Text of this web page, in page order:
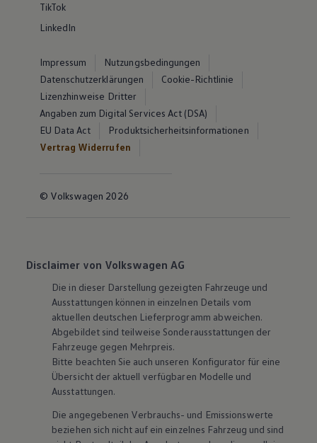
TikTok
LinkedIn
Impressum
Nutzungsbedingungen
Datenschutzerklärungen
Cookie-Richtlinie
Lizenzhinweise Dritter
Angaben zum Digital Services Act (DSA)
EU Data Act
Produktsicherheitsinformationen
Vertrag Widerrufen
© Volkswagen 2026
Disclaimer von Volkswagen AG
Die in dieser Darstellung gezeigten Fahrzeuge und
Ausstattungen können in einzelnen Details vom
aktuellen deutschen Lieferprogramm abweichen.
Abgebildet sind teilweise Sonderausstattungen der
Fahrzeuge gegen Mehrpreis.
Bitte beachten Sie auch unseren Konfigurator für eine
Übersicht der aktuell verfügbaren Modelle und
Ausstattungen.
Die angegebenen Verbrauchs- und Emissionswerte
beziehen sich nicht auf ein einzelnes Fahrzeug und sind